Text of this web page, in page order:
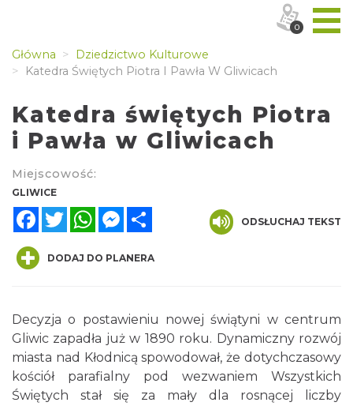
Główna
Dziedzictwo Kulturowe
Katedra Świętych Piotra I Pawła W Gliwicach
Katedra świętych Piotra
i Pawła w Gliwicach
Miejscowość:
GLIWICE
FacebookTwitterWhatsAppMessenger
ODSŁUCHAJ TEKST
DODAJ DO PLANERA
Decyzja o postawieniu nowej świątyni w centrum
Gliwic zapadła już w 1890 roku. Dynamiczny rozwój
miasta nad Kłodnicą spowodował, że dotychczasowy
kościół parafialny pod wezwaniem Wszystkich
Świętych stał się za mały dla rosnącej liczby
0